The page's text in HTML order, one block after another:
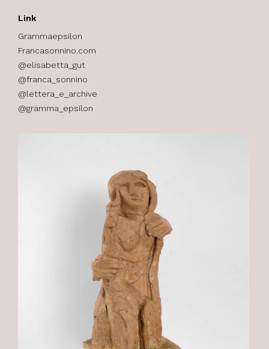
Link
Grammaepsilon
Francasonnino.com
@elisabetta_gut
@franca_sonnino
@lettera_e_archive
@gramma_epsilon